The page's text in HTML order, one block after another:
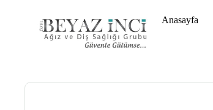
Anasayfa